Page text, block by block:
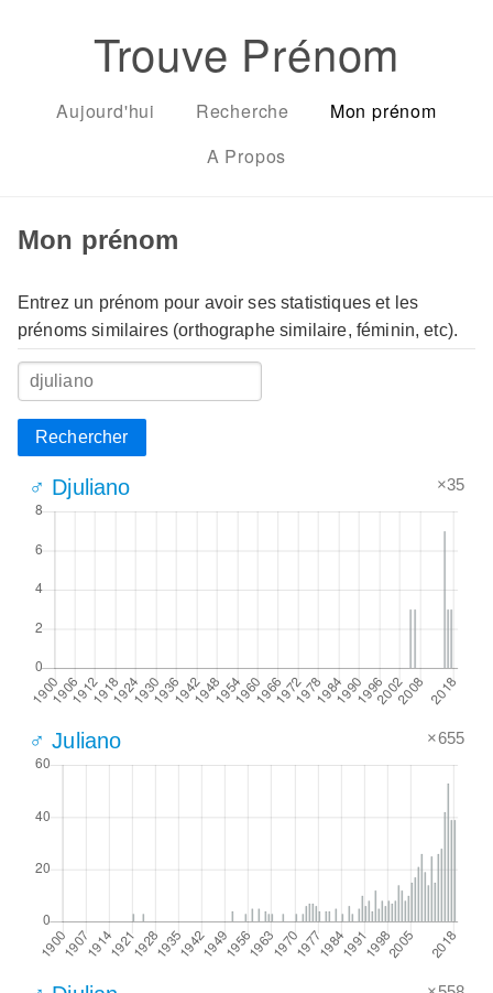
Trouve Prénom
Aujourd'hui Recherche
Mon prénom
A Propos
Mon prénom
Entrez un prénom pour avoir ses statistiques et les
prénoms similaires (orthographe similaire, féminin, etc).
Rechercher
♂ Djuliano ×35
♂ Juliano ×655